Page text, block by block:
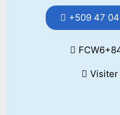
+509 47